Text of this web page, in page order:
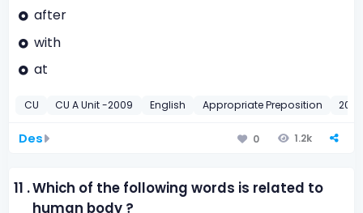
after
with
at
CU CU A Unit -2009 English Appropriate Preposition
Des 0 1.2k
11 .Which of the following words is related to
human body ?